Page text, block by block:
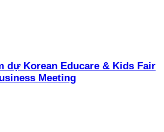
dự Korean Educare & Kids Fair
Meeting